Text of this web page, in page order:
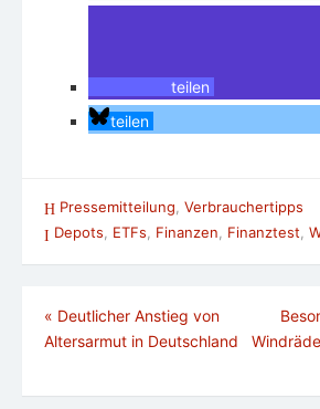
teilen
teilen
Pressemitteilung Verbrauchertipps
Depots, ETFs, Finanzen, Finanztest,
Beitragsnavigation
« Deutlicher Anstieg von
Altersarmut in Deutschland